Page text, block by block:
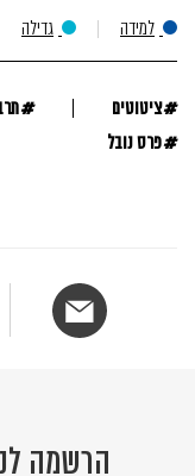
למידה גדילה
#ציטוטים #
#פרס נובל
הרשמה